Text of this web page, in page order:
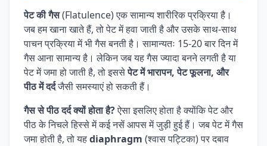
पेट की गैस(Flatulence) एक सामान्य शारीरिक प्रक्रिया है।
जब हम खाना खाते हैं, तो पेट में हवा जाती है और उसके साथ-साथ
पाचन प्रक्रिया में भी गैस बनती है। सामान्यतः 15-20 बार दिन में
गैस आना सामान्य है। लेकिन जब यह गैस ज्यादा बनने लगती है या
पेट में जमा हो जाती है, तो इससेपेट में भारापन, पेट फूलना, और
पीठ में दर्दजैसी समस्याएं हो सकती हैं।
गैस से पीठ दर्द क्यों होता है?ऐसा इसलिए होता है क्योंकि पेट और
पीठ के निचले हिस्से में कई नसें आपस में जुड़ी हुई हैं। जब पेट में गैस
जमा होती है, तो यहdiaphragm (श्वास पट्टिका) पर दबाव